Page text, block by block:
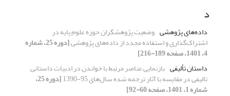
د
داده‌های پژوهشی وضعیت پژوهشگران حوزه علوم پایه در
اشتراک‌گذاری و استفاده مجدد از داده‌های پژوهشی [دوره 25، شماره
4، 1401، صفحه 189-216]
داستان تألیفی بازنمایی عناصر مرتبط با خواندن در ادبیات داستانی
تالیفی در مقایسه با آثار ترجمه شده‌ سال‌های 95-1390 [دوره 25،
شماره 1، 1401، صفحه 60-92]